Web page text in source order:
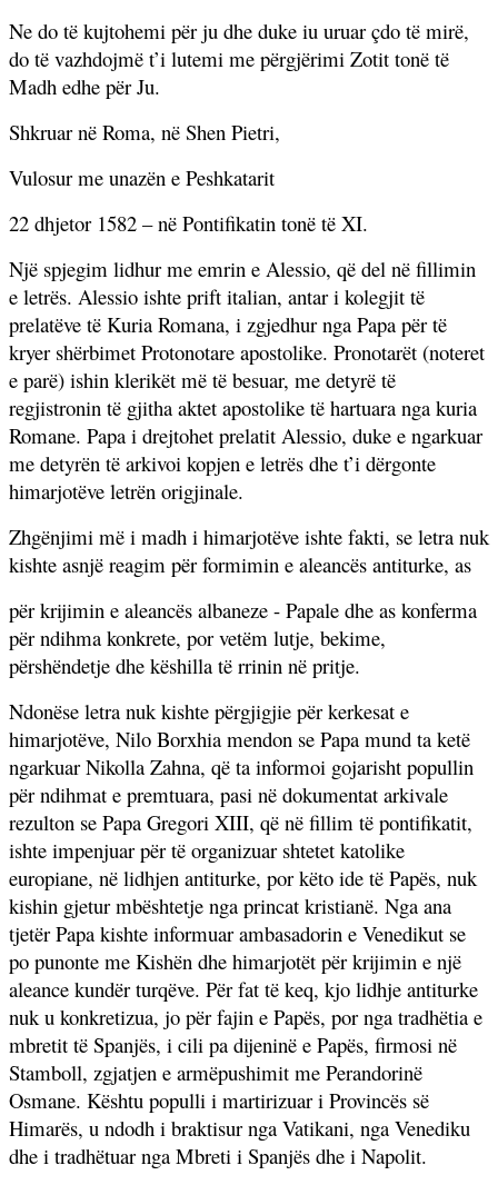
Ne do të kujtohemi për ju dhe duke iu uruar çdo të mirë,
do të vazhdojmë t’i lutemi me përgjërimi Zotit tonë të
Madh edhe për Ju.
Shkruar në Roma, në Shen Pietri,
Vulosur me unazën e Peshkatarit
22 dhjetor 1582 – në Pontifikatin tonë të XI.
Një spjegim lidhur me emrin e Alessio, që del në fillimin
e letrës. Alessio ishte prift italian, antar i kolegjit të
prelatëve të Kuria Romana, i zgjedhur nga Papa për të
kryer shërbimet Protonotare apostolike. Pronotarët (noteret
e parë) ishin klerikët më të besuar, me detyrë të
regjistronin të gjitha aktet apostolike të hartuara nga kuria
Romane. Papa i drejtohet prelatit Alessio, duke e ngarkuar
me detyrën të arkivoi kopjen e letrës dhe t’i dërgonte
himarjotëve letrën origjinale.
Zhgënjimi më i madh i himarjotëve ishte fakti, se letra nuk
kishte asnjë reagim për formimin e aleancës antiturke, as
për krijimin e aleancës albaneze - Papale dhe as konferma
për ndihma konkrete, por vetëm lutje, bekime,
përshëndetje dhe këshilla të rrinin në pritje.
Ndonëse letra nuk kishte përgjigjie për kerkesat e
himarjotëve, Nilo Borxhia mendon se Papa mund ta ketë
ngarkuar Nikolla Zahna, që ta informoi gojarisht popullin
për ndihmat e premtuara, pasi në dokumentat arkivale
rezulton se Papa Gregori XIII, që në fillim të pontifikatit,
ishte impenjuar për të organizuar shtetet katolike
europiane, në lidhjen antiturke, por këto ide të Papës, nuk
kishin gjetur mbështetje nga princat kristianë. Nga ana
tjetër Papa kishte informuar ambasadorin e Venedikut se
po punonte me Kishën dhe himarjotët për krijimin e një
aleance kundër turqëve. Për fat të keq, kjo lidhje antiturke
nuk u konkretizua, jo për fajin e Papës, por nga tradhëtia e
mbretit të Spanjës, i cili pa dijeninë e Papës, firmosi në
Stamboll, zgjatjen e armëpushimit me Perandorinë
Osmane. Kështu populli i martirizuar i Provincës së
Himarës, u ndodh i braktisur nga Vatikani, nga Venediku
dhe i tradhëtuar nga Mbreti i Spanjës dhe i Napolit.